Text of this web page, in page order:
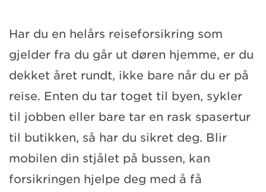
Har du en helårs reiseforsikring som
gjelder fra du går ut døren hjemme, er du
dekket året rundt, ikke bare når du er på
reise. Enten du tar toget til byen, sykler
til jobben eller bare tar en rask spasertur
til butikken, så har du sikret deg. Blir
mobilen din stjålet på bussen, kan
forsikringen hjelpe deg med å få